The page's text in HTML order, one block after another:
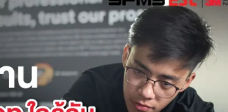
นและการดูแลที่เป็นมืออาชีพ สร้างความมั่นใ
ทคโนโลยีนาโน ช่วยกันความร้อนสูง ป้องกั